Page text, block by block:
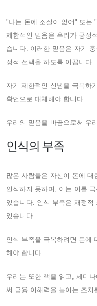
"나는 돈에 소질이 없어" 또는
제한적인 믿음은 우리가 긍정
습니다. 이러한 믿음은 자기
정적 선택을 하도록 이끕니다.
자기 제한적인 신념을 극복하
확언으로 대체해야 합니다.
우리의 믿음을 바꿈으로써 우
인식의 부족
많은 사람들은 자신이 돈에
인식하지 못하며, 이는 이를
있습니다. 인식 부족은 재정
있습니다.
인식 부족을 극복하려면 돈에
해야 합니다.
우리는 또한 책을 읽고, 세미
써 금융 이해력을 높이는 조치